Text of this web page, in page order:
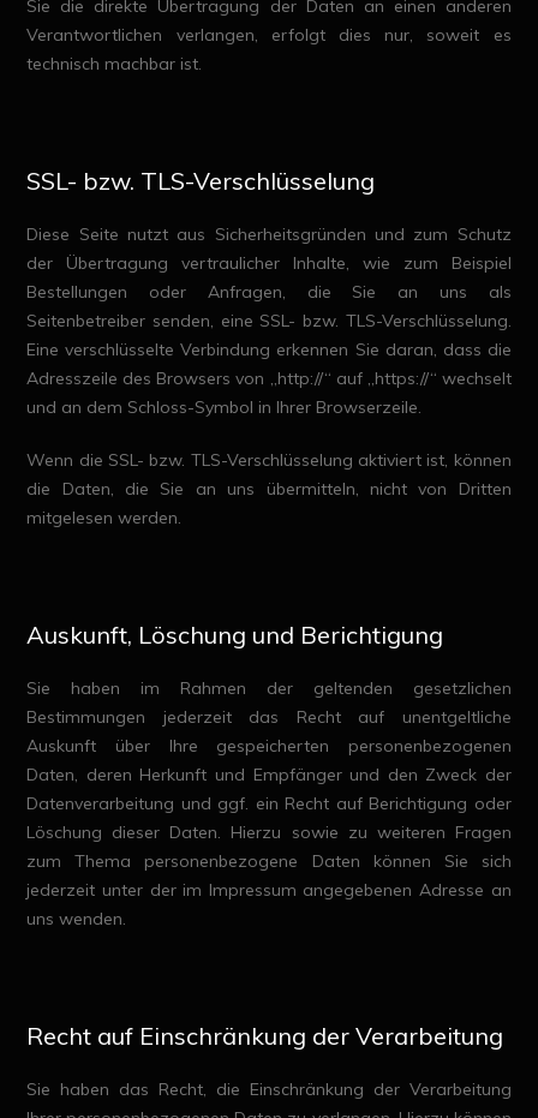
Sie die direkte Übertragung der Daten an einen anderen
Verantwortlichen verlangen, erfolgt dies nur, soweit es
technisch machbar ist.
SSL- bzw. TLS-Verschlüsselung
Diese Seite nutzt aus Sicherheitsgründen und zum Schutz
der Übertragung vertraulicher Inhalte, wie zum Beispiel
Bestellungen oder Anfragen, die Sie an uns als
Seitenbetreiber senden, eine SSL- bzw. TLS-Verschlüsselung.
Eine verschlüsselte Verbindung erkennen Sie daran, dass die
Adresszeile des Browsers von „http://“ auf „https://“ wechselt
und an dem Schloss-Symbol in Ihrer Browserzeile.
Wenn die SSL- bzw. TLS-Verschlüsselung aktiviert ist, können
die Daten, die Sie an uns übermitteln, nicht von Dritten
mitgelesen werden.
Auskunft, Löschung und Berichtigung
Sie haben im Rahmen der geltenden gesetzlichen
Bestimmungen jederzeit das Recht auf unentgeltliche
Auskunft über Ihre gespeicherten personenbezogenen
Daten, deren Herkunft und Empfänger und den Zweck der
Datenverarbeitung und ggf. ein Recht auf Berichtigung oder
Löschung dieser Daten. Hierzu sowie zu weiteren Fragen
zum Thema personenbezogene Daten können Sie sich
jederzeit unter der im Impressum angegebenen Adresse an
uns wenden.
Recht auf Einschränkung der Verarbeitung
Sie haben das Recht, die Einschränkung der Verarbeitung